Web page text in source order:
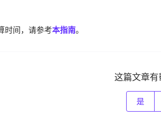
时间，请参考本指南。
这篇文章有
是